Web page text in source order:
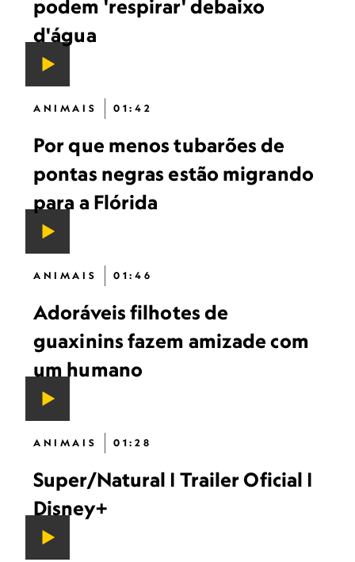
podem 'respirar' debaixo
d'água
ANIMAIS 01:42
Por que menos tubarões de
pontas negras estão migrando
para a Flórida
ANIMAIS 01:46
Adoráveis ​​filhotes de
guaxinins fazem amizade com
um humano
ANIMAIS 01:28
Super/Natural | Trailer Oficial |
Disney+